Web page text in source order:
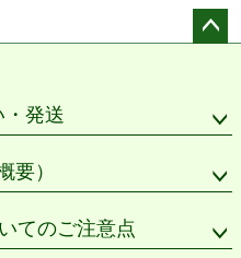
発送
要）
てのご注意点